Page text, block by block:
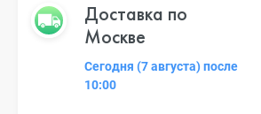
Доставка по
Москве
Сегодня (7 августа) после
10:00